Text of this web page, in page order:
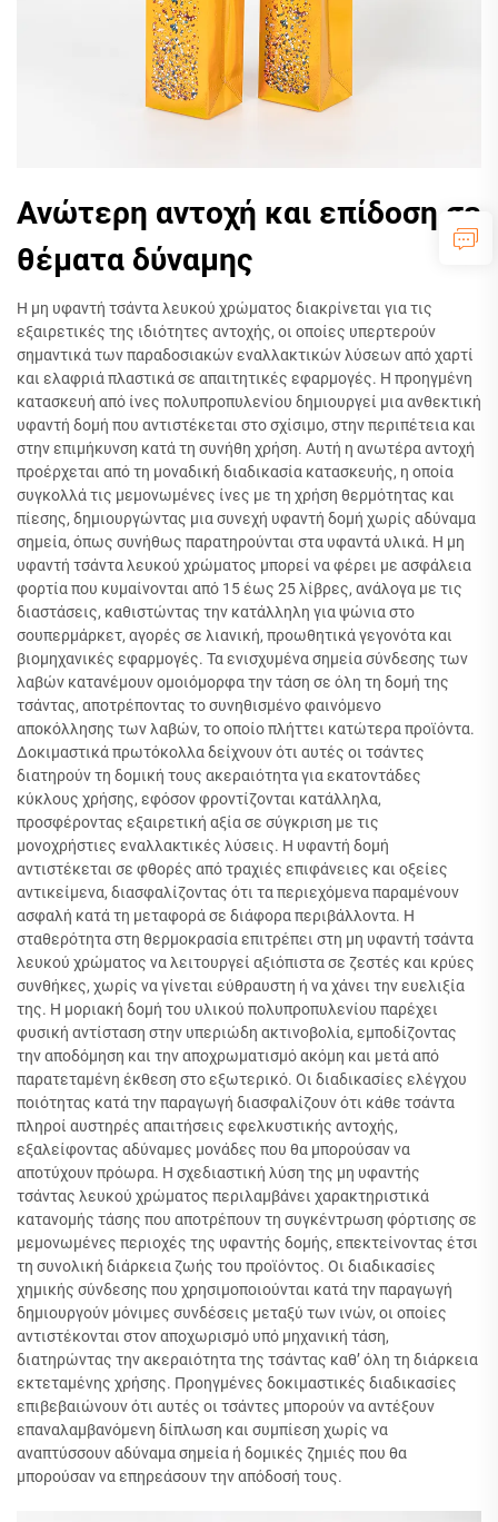
Ανώτερη αντοχή και επίδοση σε
θέματα δύναμης
Η μη υφαντή τσάντα λευκού χρώματος διακρίνεται για τις
εξαιρετικές της ιδιότητες αντοχής, οι οποίες υπερτερούν
σημαντικά των παραδοσιακών εναλλακτικών λύσεων από χαρτί
και ελαφριά πλαστικά σε απαιτητικές εφαρμογές. Η προηγμένη
κατασκευή από ίνες πολυπροπυλενίου δημιουργεί μια ανθεκτική
υφαντή δομή που αντιστέκεται στο σχίσιμο, στην περιπέτεια και
στην επιμήκυνση κατά τη συνήθη χρήση. Αυτή η ανωτέρα αντοχή
προέρχεται από τη μοναδική διαδικασία κατασκευής, η οποία
συγκολλά τις μεμονωμένες ίνες με τη χρήση θερμότητας και
πίεσης, δημιουργώντας μια συνεχή υφαντή δομή χωρίς αδύναμα
σημεία, όπως συνήθως παρατηρούνται στα υφαντά υλικά. Η μη
υφαντή τσάντα λευκού χρώματος μπορεί να φέρει με ασφάλεια
φορτία που κυμαίνονται από 15 έως 25 λίβρες, ανάλογα με τις
διαστάσεις, καθιστώντας την κατάλληλη για ψώνια στο
σουπερμάρκετ, αγορές σε λιανική, προωθητικά γεγονότα και
βιομηχανικές εφαρμογές. Τα ενισχυμένα σημεία σύνδεσης των
λαβών κατανέμουν ομοιόμορφα την τάση σε όλη τη δομή της
τσάντας, αποτρέποντας το συνηθισμένο φαινόμενο
αποκόλλησης των λαβών, το οποίο πλήττει κατώτερα προϊόντα.
Δοκιμαστικά πρωτόκολλα δείχνουν ότι αυτές οι τσάντες
διατηρούν τη δομική τους ακεραιότητα για εκατοντάδες
κύκλους χρήσης, εφόσον φροντίζονται κατάλληλα,
προσφέροντας εξαιρετική αξία σε σύγκριση με τις
μονοχρήστιες εναλλακτικές λύσεις. Η υφαντή δομή
αντιστέκεται σε φθορές από τραχιές επιφάνειες και οξείες
αντικείμενα, διασφαλίζοντας ότι τα περιεχόμενα παραμένουν
ασφαλή κατά τη μεταφορά σε διάφορα περιβάλλοντα. Η
σταθερότητα στη θερμοκρασία επιτρέπει στη μη υφαντή τσάντα
λευκού χρώματος να λειτουργεί αξιόπιστα σε ζεστές και κρύες
συνθήκες, χωρίς να γίνεται εύθραυστη ή να χάνει την ευελιξία
της. Η μοριακή δομή του υλικού πολυπροπυλενίου παρέχει
φυσική αντίσταση στην υπεριώδη ακτινοβολία, εμποδίζοντας
την αποδόμηση και την αποχρωματισμό ακόμη και μετά από
παρατεταμένη έκθεση στο εξωτερικό. Οι διαδικασίες ελέγχου
ποιότητας κατά την παραγωγή διασφαλίζουν ότι κάθε τσάντα
πληροί αυστηρές απαιτήσεις εφελκυστικής αντοχής,
εξαλείφοντας αδύναμες μονάδες που θα μπορούσαν να
αποτύχουν πρόωρα. Η σχεδιαστική λύση της μη υφαντής
τσάντας λευκού χρώματος περιλαμβάνει χαρακτηριστικά
κατανομής τάσης που αποτρέπουν τη συγκέντρωση φόρτισης σε
μεμονωμένες περιοχές της υφαντής δομής, επεκτείνοντας έτσι
τη συνολική διάρκεια ζωής του προϊόντος. Οι διαδικασίες
χημικής σύνδεσης που χρησιμοποιούνται κατά την παραγωγή
δημιουργούν μόνιμες συνδέσεις μεταξύ των ινών, οι οποίες
αντιστέκονται στον αποχωρισμό υπό μηχανική τάση,
διατηρώντας την ακεραιότητα της τσάντας καθ’ όλη τη διάρκεια
εκτεταμένης χρήσης. Προηγμένες δοκιμαστικές διαδικασίες
επιβεβαιώνουν ότι αυτές οι τσάντες μπορούν να αντέξουν
επαναλαμβανόμενη δίπλωση και συμπίεση χωρίς να
αναπτύσσουν αδύναμα σημεία ή δομικές ζημιές που θα
μπορούσαν να επηρεάσουν την απόδοσή τους.